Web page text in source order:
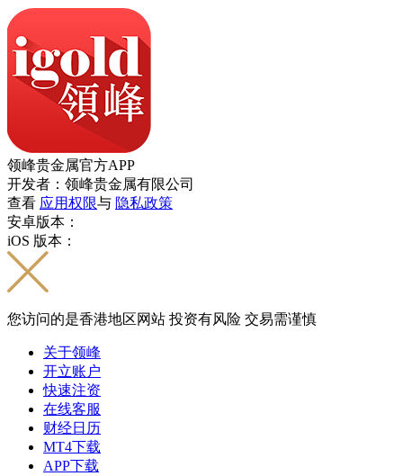
领峰贵金属官方APP
开发者：领峰贵金属有限公司
查看 应用权限与 隐私政策
安卓版本：
iOS 版本：
您访问的是香港地区网站 投资有风险 交易需谨慎
关于领峰
开立账户
快速注资
在线客服
财经日历
MT4下载
APP下载